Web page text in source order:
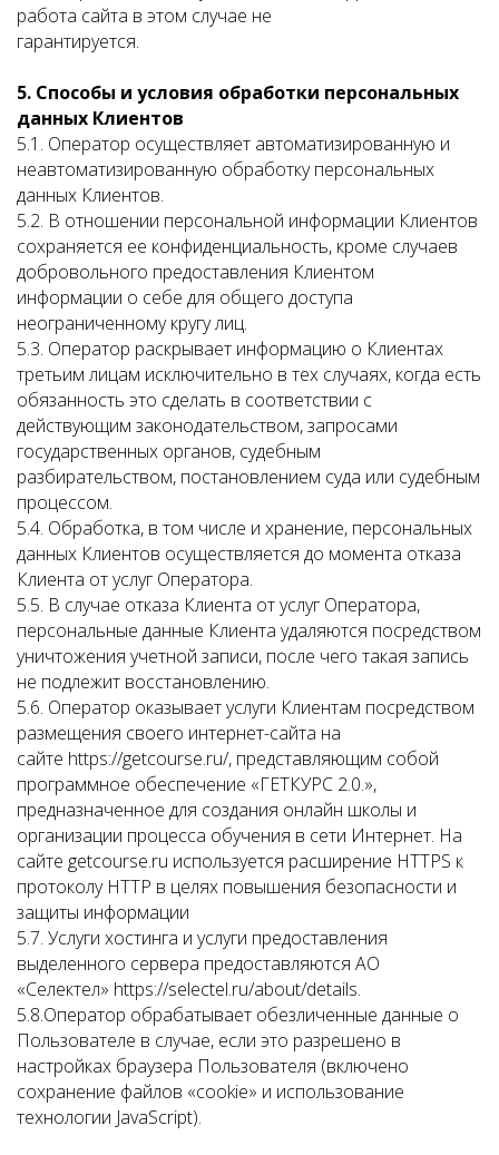
работа сайта в этом случае не
гарантируется.
5. Способы и условия обработки персональных
данных Клиентов
5.1. Оператор осуществляет автоматизированную и
неавтоматизированную обработку персональных
данных Клиентов.
5.2. В отношении персональной информации Клиентов
сохраняется ее конфиденциальность, кроме случаев
добровольного предоставления Клиентом
информации о себе для общего доступа
неограниченному кругу лиц.
5.3. Оператор раскрывает информацию о Клиентах
третьим лицам исключительно в тех случаях, когда есть
обязанность это сделать в соответствии с
действующим законодательством, запросами
государственных органов, судебным
разбирательством, постановлением суда или судебным
процессом.
5.4. Обработка, в том числе и хранение, персональных
данных Клиентов осуществляется до момента отказа
Клиента от услуг Оператора.
5.5. В случае отказа Клиента от услуг Оператора,
персональные данные Клиента удаляются посредством
уничтожения учетной записи, после чего такая запись
не подлежит восстановлению.
5.6. Оператор оказывает услуги Клиентам посредством
размещения своего интернет-сайта на
сайте https://getcourse.ru/, представляющим собой
программное обеспечение «ГЕТКУРС 2.0.»,
предназначенное для создания онлайн школы и
организации процесса обучения в сети Интернет. На
сайте getcourse.ru используется расширение HTTPS к
протоколу HTTP в целях повышения безопасности и
защиты информации
5.7. Услуги хостинга и услуги предоставления
выделенного сервера предоставляются АО
«Селектел» https://selectel.ru/about/details.
5.8.Оператор обрабатывает обезличенные данные о
Пользователе в случае, если это разрешено в
настройках браузера Пользователя (включено
сохранение файлов «cookie» и использование
технологии JavaScript).